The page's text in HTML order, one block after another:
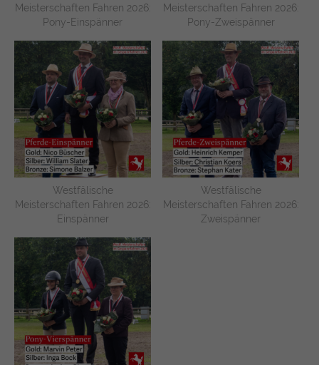
Meisterschaften Fahren 2026:
Pony-Einspänner
Meisterschaften Fahren 2026:
Pony-Zweispänner
Westfälische
Meisterschaften Fahren 2026:
Einspänner
Westfälische
Meisterschaften Fahren 2026:
Zweispänner